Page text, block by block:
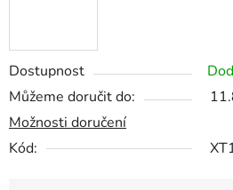
Dostupnost
Můžeme doručit do:
Možnosti doručení
Kód: